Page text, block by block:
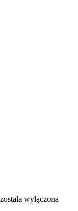
została wyłączona